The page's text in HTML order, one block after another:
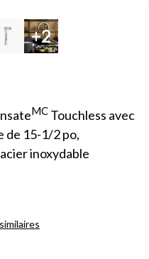
+2
MC Touchless avec
de 15-1/2 po,
inoxydable